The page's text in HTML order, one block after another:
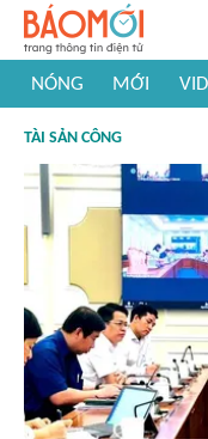
NÓNG MỚI
#Khám phá thế giới
TÀI SẢN CÔNG